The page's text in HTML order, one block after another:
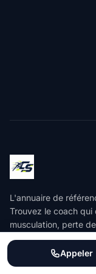
Appeler
L'annuaire de
Trouvez le coach
musculation, perte
Partout en France.